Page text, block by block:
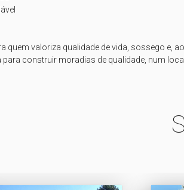
quem valoriza qualidade de vida, sossego e,
construir moradias de qualidade, num